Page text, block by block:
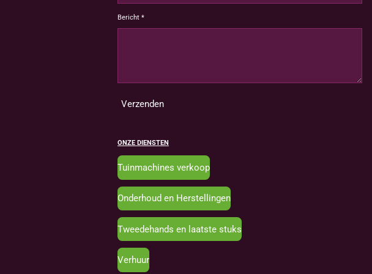
Bericht *
Verzenden
ONZE DIENSTEN
Tuinmachines verkoop
Onderhoud en Herstellingen
Tweedehands en laatste stuks
Verhuur